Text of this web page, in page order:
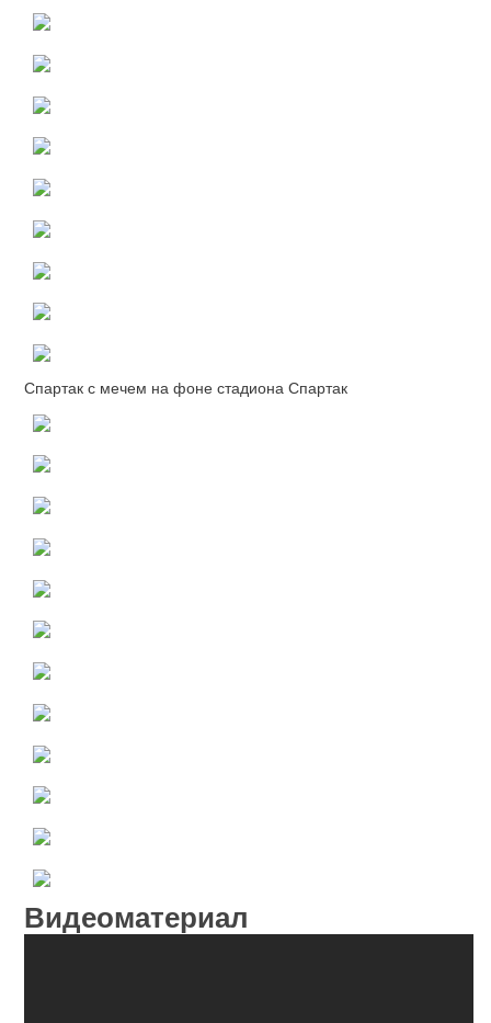
Спартак с мечем на фоне стадиона Спартак
Видеоматериал